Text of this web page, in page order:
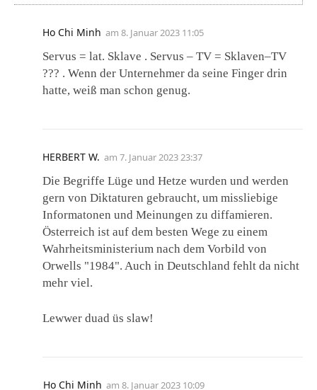
Ho Chi Minh am 8. Januar 2023 11:05
Servus = lat. Sklave . Servus – TV = Sklaven–TV
??? . Wenn der Unternehmer da seine Finger drin
hatte, weiß man schon genug.
HERBERT W. am 7. Januar 2023 23:37
Die Begriffe Lüge und Hetze wurden und werden
gern von Diktaturen gebraucht, um missliebige
Informatonen und Meinungen zu diffamieren.
Österreich ist auf dem besten Wege zu einem
Wahrheitsministerium nach dem Vorbild von
Orwells "1984". Auch in Deutschland fehlt da nicht
mehr viel.
Lewwer duad üs slaw!
Ho Chi Minh am 8. Januar 2023 10:09